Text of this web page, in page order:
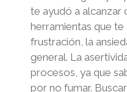
te ayudó a alcanzar
herramientas que
frustración, la
general. La
procesos, ya que
por no fumar.